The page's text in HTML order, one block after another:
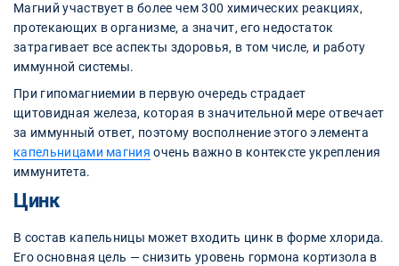
Магний участвует в более чем 300 химических реакциях,
протекающих в организме, а значит, его недостаток
затрагивает все аспекты здоровья, в том числе, и работу
иммунной системы.
При гипомагниемии в первую очередь страдает
щитовидная железа, которая в значительной мере отвечает
за иммунный ответ, поэтому восполнение этого элемента
капельницами магния очень важно в контексте укрепления
иммунитета.
Цинк
В состав капельницы может входить цинк в форме хлорида.
Его основная цель — снизить уровень гормона кортизола в